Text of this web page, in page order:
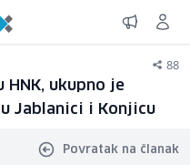
88
ukupno je
Jablanici i Konjicu
Povratak na članak